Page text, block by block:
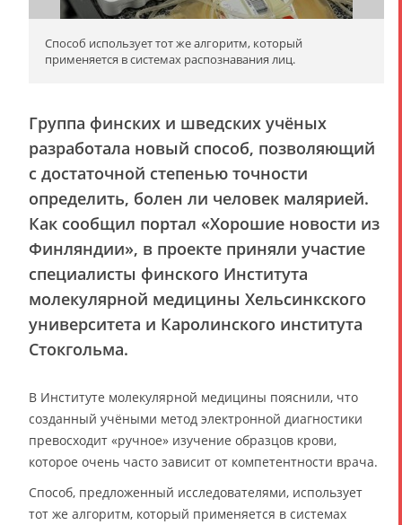
Способ использует тот же алгоритм, который
применяется в системах распознавания лиц.
Группа финских и шведских учёных
разработала новый способ, позволяющий
с достаточной степенью точности
определить, болен ли человек малярией.
Как сообщил портал «Хорошие новости из
Финляндии», в проекте приняли участие
специалисты финского Института
молекулярной медицины Хельсинкского
университета и Каролинского института
Стокгольма.
В Институте молекулярной медицины пояснили, что
созданный учёными метод электронной диагностики
превосходит «ручное» изучение образцов крови,
которое очень часто зависит от компетентности врача.
Способ, предложенный исследователями, использует
тот же алгоритм, который применяется в системах